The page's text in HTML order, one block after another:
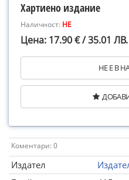
Хартиено издание
Наличност: НЕ
Цена: 17.90 € / 35.01 ЛВ.
НЕ Е В
Коментари: 0
Издател